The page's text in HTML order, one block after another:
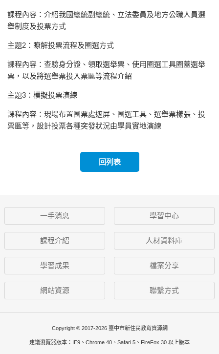
課程內容：介紹我國總統副總統、立法委員及地方公職人員選
舉制度及投票方式
主題2：瞭解投票流程及圈選方式
課程內容：查驗身分證、領取選舉票、使用圈選工具圈蓋選舉
票，以及將選舉票投入票匭等流程介紹
主題3：模擬投票演練
課程內容：現場布置圈票處遮屏、圈選工具、選舉票樣張、投
票匭等，設計投票各種突發狀況由學員實地演練
回列表
一手消息 學習中心
課程介紹 人材資料庫
學習成果 檔案分享
網站資源 聯繫方式
Copyright © 2017-2026 臺中市新住民教育資源網
建議瀏覽器版本：IE9、Chrome 40、Safari 5、FireFox 30 以上版本